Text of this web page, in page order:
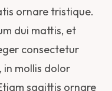
ornare tristique.
dui mattis, et
consectetur
in mollis dolor
sagittis ornare